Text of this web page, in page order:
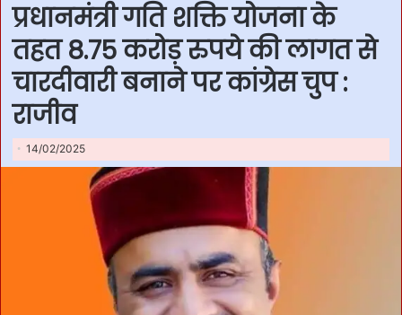
प्रधानमंत्री गति शक्ति योजना के
तहत 8.75 करोड़ रुपये की लागत से
चारदीवारी बनाने पर कांग्रेस चुप :
राजीव
14/02/2025